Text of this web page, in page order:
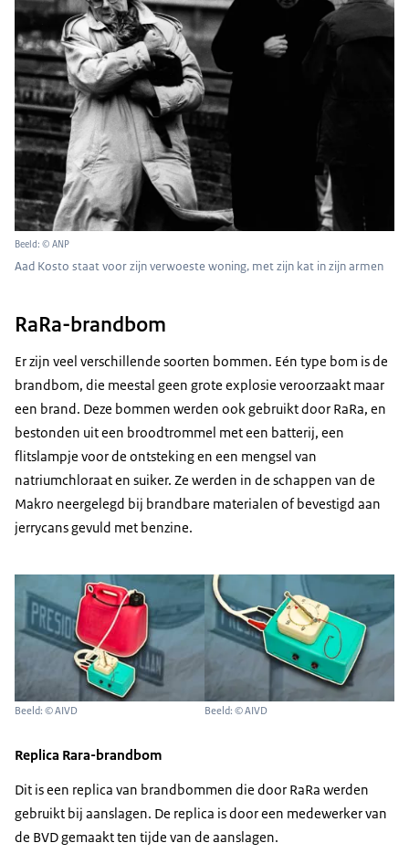
Beeld: © ANP
Aad Kosto staat voor zijn verwoeste woning, met zijn kat in zijn armen
RaRa-brandbom
Er zijn veel verschillende soorten bommen. Eén type bom is de
brandbom, die meestal geen grote explosie veroorzaakt maar
een brand. Deze bommen werden ook gebruikt door RaRa, en
bestonden uit een broodtrommel met een batterij, een
flitslampje voor de ontsteking en een mengsel van
natriumchloraat en suiker. Ze werden in de schappen van de
Makro neergelegd bij brandbare materialen of bevestigd aan
jerrycans gevuld met benzine.
Beeld: © AIVD Beeld: © AIVD
Replica Rara-brandbom
Dit is een replica van brandbommen die door RaRa werden
gebruikt bij aanslagen. De replica is door een medewerker van
de BVD gemaakt ten tijde van de aanslagen.